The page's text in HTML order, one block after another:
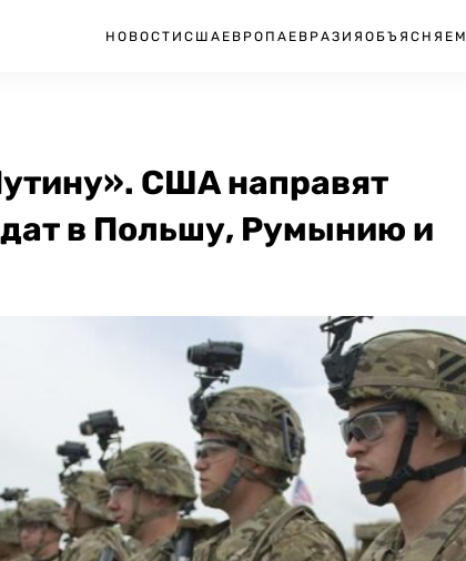
НОВОСТИ США ЕВРОПА ЕВРАЗИЯ ОБЪЯСНЯЕМ
США направят
в Польшу, Румынию и